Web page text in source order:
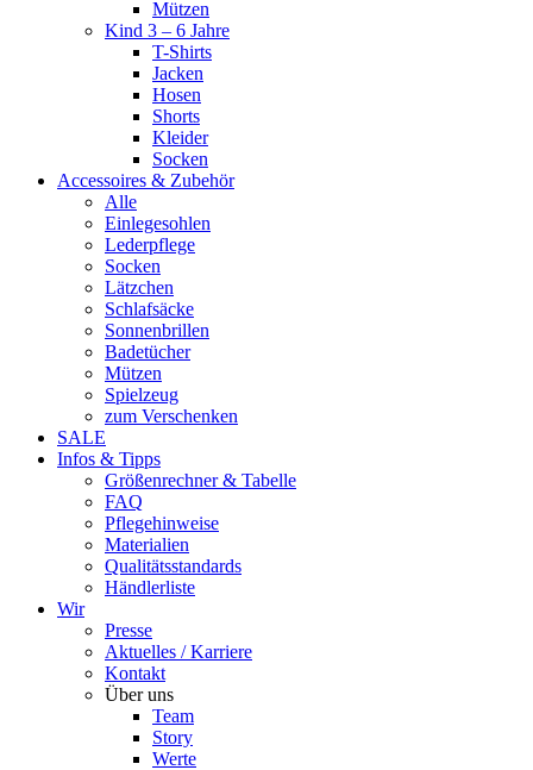
Mützen
Kind 3 – 6 Jahre
T-Shirts
Jacken
Hosen
Shorts
Kleider
Socken
Accessoires & Zubehör
Alle
Einlegesohlen
Lederpflege
Socken
Lätzchen
Schlafsäcke
Sonnenbrillen
Badetücher
Mützen
Spielzeug
zum Verschenken
SALE
Infos & Tipps
Größenrechner & Tabelle
FAQ
Pflegehinweise
Materialien
Qualitätsstandards
Händlerliste
Wir
Presse
Aktuelles / Karriere
Kontakt
Über uns
Team
Story
Werte